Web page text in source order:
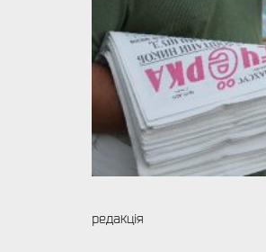
редакція